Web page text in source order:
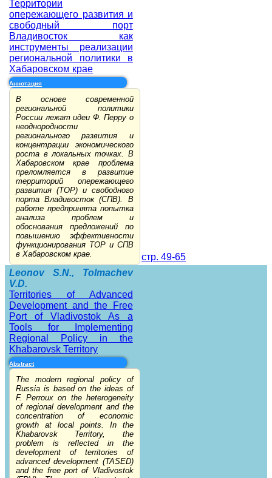
Территории
опережающего развития и
свободный порт
Владивосток как
инструменты реализации
региональной политики в
Хабаровском крае
Аннотация
В основе современной
региональной политики
России лежат идеи Ф. Перру о
неоднородности
регионального развития и
концентрации экономического
роста в локальных точках. В
Хабаровском крае проблема
преломляется в развитие
территорий опережающего
развития (ТОР) и свободного
порта Владивосток (СПВ). В
работе предпринята попытка
анализа проблем и
обоснования предложений по
повышению эффективности
функционирования ТОР и СПВ
в Хабаровском крае.
стр. 49-65
Leonov S.N., Tolmachev
V.D.
Territories of Advanced
Development and the Free
Port of Vladivostok As a
Tools for Implementing
Regional Policy in the
Khabarovsk Territory
Abstract
The modern regional policy of
Russia is based on the ideas of
F. Perroux on the heterogeneity
of regional development and the
concentration of economic
growth at local points. In the
Khabarovsk Territory, the
problem is reflected in the
development of territories of
advanced development (TASED)
and the free port of Vladivostok